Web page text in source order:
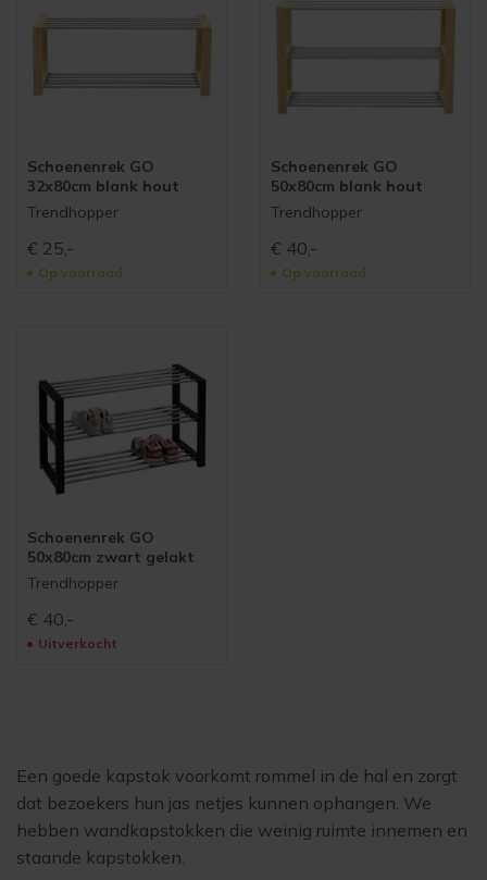
Schoenenrek GO
32x80cm blank hout
Trendhopper
€ 25,-
Op voorraad
Schoenenrek GO
50x80cm blank hout
Trendhopper
€ 40,-
Op voorraad
Schoenenrek GO
50x80cm zwart gelakt
Trendhopper
€ 40,-
Uitverkocht
Een goede kapstok voorkomt rommel in de hal en zorgt
dat bezoekers hun jas netjes kunnen ophangen. We
hebben wandkapstokken die weinig ruimte innemen en
staande kapstokken.